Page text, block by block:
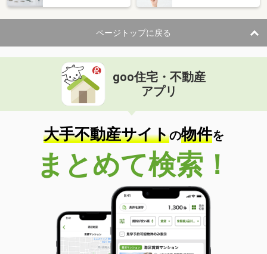
ページトップに戻る
goo住宅・不動産
アプリ
大手不動産サイトの物件を
まとめて検索！